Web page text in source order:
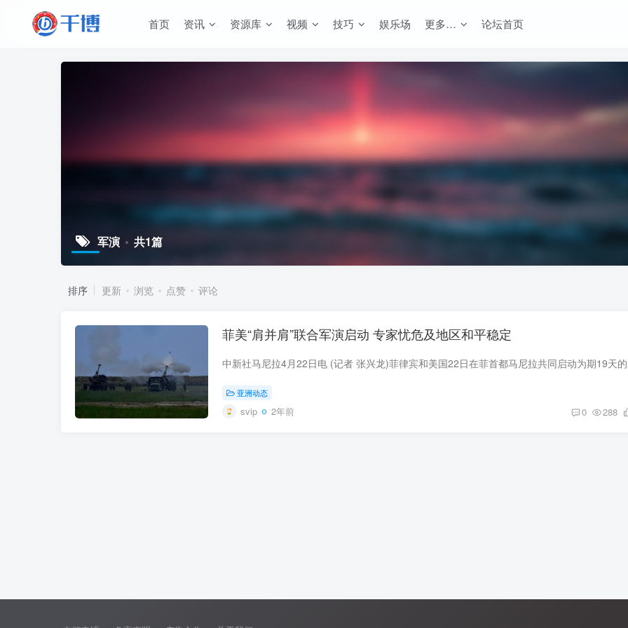
首页 资讯 资源库 视频 技巧 娱乐场 更多… 论坛首页
军演 共1篇
排序 更新 浏览 点赞 评论
菲美“肩并肩”联合军演启动 专家忧危及地区和平稳定
亚洲动态
svip 2年前 0 288